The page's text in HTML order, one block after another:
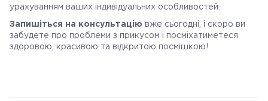
урахуванням ваших індивідуальних особливостей.
Запишіться на консультацію вже сьогодні, і скоро ви
забудете про проблеми з прикусом і посміхатиметеся
здоровою, красивою та відкритою посмішкою!